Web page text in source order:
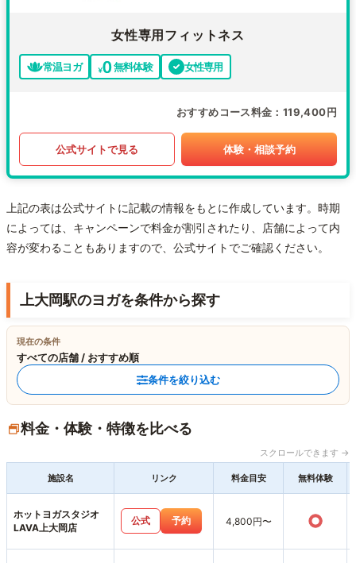
女性専用フィットネス
常温ヨガ 無料体験 女性専用
おすすめコース料金 119,400円
公式サイトで見る 体験・相談予約
上記の表は公式サイトに記載の情報をもとに作成しています。時期
によっては、キャンペーンで料金が割引されたり、店舗によって内
容が変わることもありますので、公式サイトでご確認ください。
上大岡駅のヨガを条件から探す
現在の条件
すべての店舗 / おすすめ順
条件を絞り込む
料金・体験・特徴を比べる
スクロールできます →
施設名 リンク 料金目安 無料体験
ホットヨガスタジオ
LAVA上大岡店
公式 予約 4,800円〜 ○